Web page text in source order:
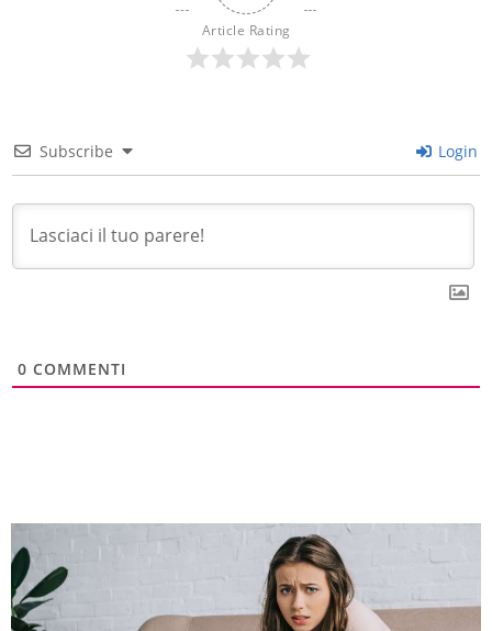
Article Rating
Subscribe Login
0 COMMENTI